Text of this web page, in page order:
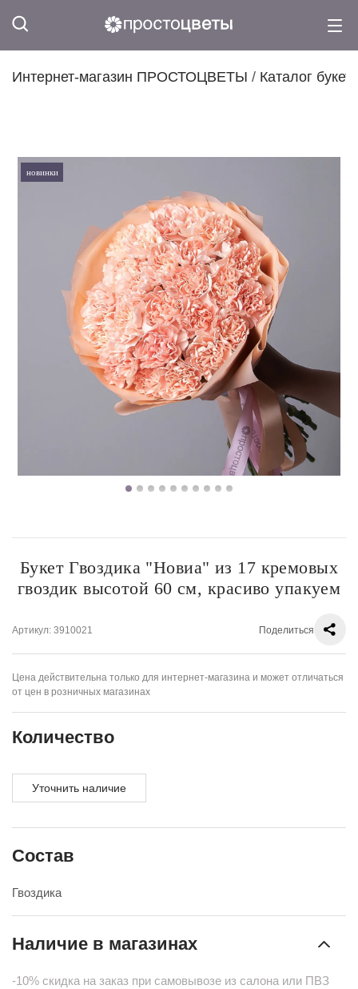
Интернет-магазин ПРОСТОЦВЕТЫ / Каталог
новинки
Букет Гвоздика "Новиа" из 17 кремовых
гвоздик высотой 60 см, красиво упакуем
Артикул: 3910021 Поделиться
Цена действительна только для интернет-магазина и может отличаться
от цен в розничных магазинах
Количество
Уточнить наличие
Состав
Гвоздика
Наличие в магазинах
-10% скидка на заказ при самовывозе из салона или ПВЗ